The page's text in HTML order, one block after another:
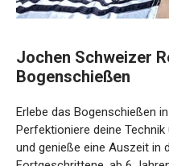
Jochen Schweizer
Bogenschießen
Erlebe das Bogenschießen
Perfektioniere deine
und genieße eine Auszeit in
und Fortgeschrittene, ab 6